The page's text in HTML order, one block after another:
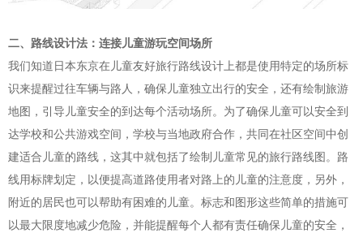
二、路线设计法：连接儿童游玩空间场所
我们知道日本东京在儿童友好旅行路线设计上都是使用特定的场所标
识来提醒过往车辆与路人，确保儿童独立出行的安全，还有绘制旅游
地图，引导儿童安全的到达每个活动场所。为了确保儿童可以安全到
达学校和公共游戏空间，学校与当地政府合作，共同在社区空间中创
建适合儿童的路线，这其中就包括了绘制儿童常见的旅行路线图。路
线用标牌划定，以便提高道路使用者对路上的儿童的注意度，另外，
附近的居民也可以帮助有困难的儿童。标志和图形这些简单的措施可
以最大限度地减少危险，并能提醒每个人都有责任确保儿童的安全，